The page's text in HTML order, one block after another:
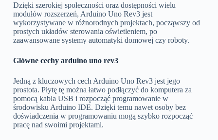
Dzięki szerokiej społeczności oraz dostępności wielu
modułów rozszerzeń, Arduino Uno Rev3 jest
wykorzystywane w różnorodnych projektach, począwszy od
prostych układów sterowania oświetleniem, po
zaawansowane systemy automatyki domowej czy roboty.
Główne cechy arduino uno rev3
Jedną z kluczowych cech Arduino Uno Rev3 jest jego
prostota. Płytę tę można łatwo podłączyć do komputera za
pomocą kabla USB i rozpocząć programowanie w
środowisku Arduino IDE. Dzięki temu nawet osoby bez
doświadczenia w programowaniu mogą szybko rozpocząć
pracę nad swoimi projektami.